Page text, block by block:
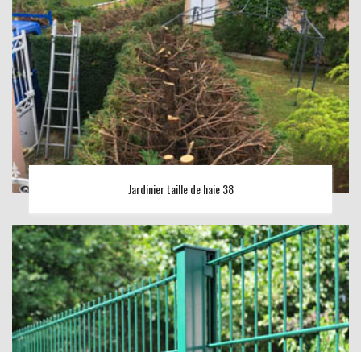
Jardinier taille de haie 38